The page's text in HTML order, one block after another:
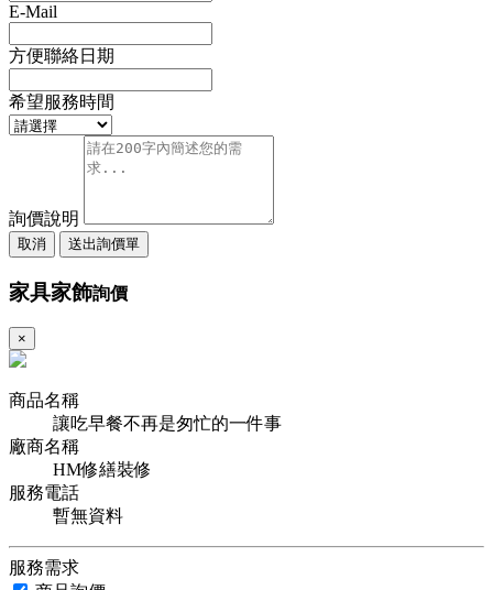
E-Mail
方便聯絡日期
希望服務時間
詢價說明
取消 送出詢價單
家具家飾詢價
×
商品名稱
讓吃早餐不再是匆忙的一件事
廠商名稱
HM修繕裝修
服務電話
暫無資料
服務需求